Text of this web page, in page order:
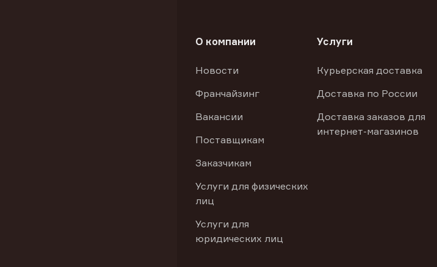
О компании
Новости
Франчайзинг
Вакансии
Поставщикам
Заказчикам
Услуги для физических
лиц
Услуги для
юридических лиц
Услуги
Курьерская доставка
Доставка по России
Доставка заказов для
интернет-магазинов